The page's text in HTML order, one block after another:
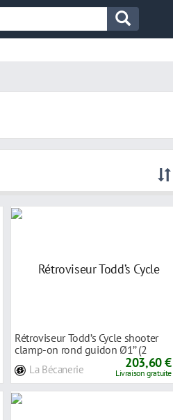
Rétroviseur Todd’s Cycle shooter
clamp-on rond guidon Ø1’’ (2
La Bécanerie 203,60 €
Livraison gratuite